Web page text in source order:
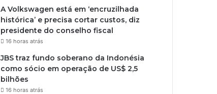
A Volkswagen está em ‘encruzilhada
histórica’ e precisa cortar custos, diz
presidente do conselho fiscal
16 horas atrás
JBS traz fundo soberano da Indonésia
como sócio em operação de US$ 2,5
bilhões
16 horas atrás